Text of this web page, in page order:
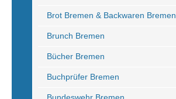
Brot Bremen & Backwaren Bremen
Brunch Bremen
Bücher Bremen
Buchprüfer Bremen